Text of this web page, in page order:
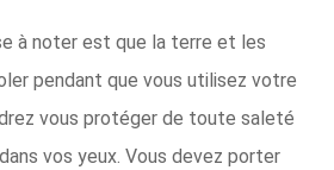
à noter est que la terre et les
pendant que vous utilisez votre
vous protéger de toute saleté
vos yeux. Vous devez porter